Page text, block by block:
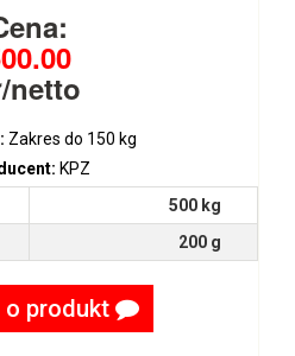
netto
Zakres do 150 kg
KPZ
500 kg
200 g
o produkt